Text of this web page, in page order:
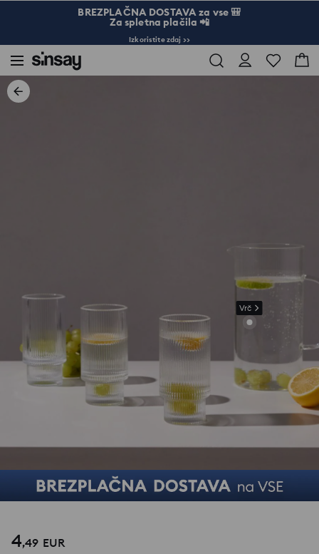
BREZPLAČNA DOSTAVA za vse 🎒
Za spletna plačila 📲
Izkoristite zdaj >>
Vrč
4,49 EUR